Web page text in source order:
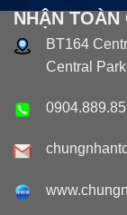
NHẬN TOÀN
BT164
Central